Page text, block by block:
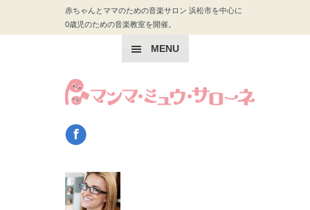
赤ちゃんとママのための音楽サロン 浜松市を中心に
0歳児のための音楽教室を開催。
MENU